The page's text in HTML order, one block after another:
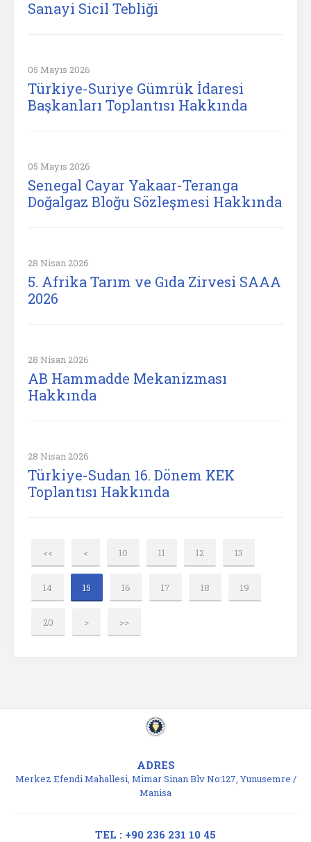
Sanayi Sicil Tebliği
05 Mayıs 2026
Türkiye-Suriye Gümrük İdaresi
Başkanları Toplantısı Hakkında
05 Mayıs 2026
Senegal Cayar Yakaar-Teranga
Doğalgaz Bloğu Sözleşmesi Hakkında
28 Nisan 2026
5. Afrika Tarım ve Gıda Zirvesi SAAA
2026
28 Nisan 2026
AB Hammadde Mekanizması
Hakkında
28 Nisan 2026
Türkiye-Sudan 16. Dönem KEK
Toplantısı Hakkında
<< < 10 11 12 13
14 15 16 17 18 19
20 > >>
ADRES
Merkez Efendi Mahallesi, Mimar Sinan Blv No:127, Yunusemre /
Manisa
TEL : +90 236 231 10 45